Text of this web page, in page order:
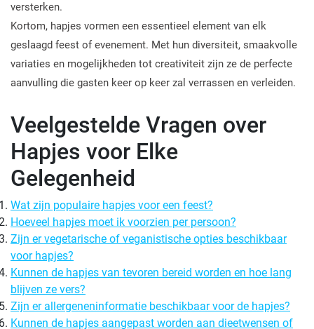
versterken.
Kortom, hapjes vormen een essentieel element van elk
geslaagd feest of evenement. Met hun diversiteit, smaakvolle
variaties en mogelijkheden tot creativiteit zijn ze de perfecte
aanvulling die gasten keer op keer zal verrassen en verleiden.
Veelgestelde Vragen over
Hapjes voor Elke
Gelegenheid
Wat zijn populaire hapjes voor een feest?
Hoeveel hapjes moet ik voorzien per persoon?
Zijn er vegetarische of veganistische opties beschikbaar
voor hapjes?
Kunnen de hapjes van tevoren bereid worden en hoe lang
blijven ze vers?
Zijn er allergeneninformatie beschikbaar voor de hapjes?
Kunnen de hapjes aangepast worden aan dieetwensen of